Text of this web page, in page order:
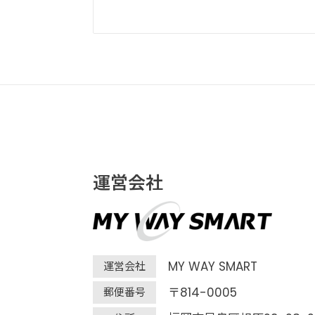
運営会社
運営会社 MY WAY SMART
郵便番号 〒814-0005